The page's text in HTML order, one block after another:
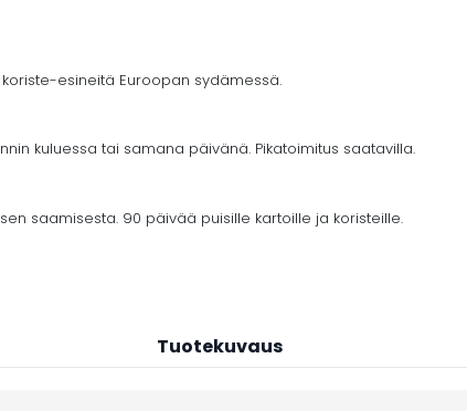
esineitä Euroopan sydämessä.
kuluessa tai samana päivänä. Pikatoimitus saatavilla.
saamisesta. 90 päivää puisille kartoille ja koristeille.
Tuotekuvaus